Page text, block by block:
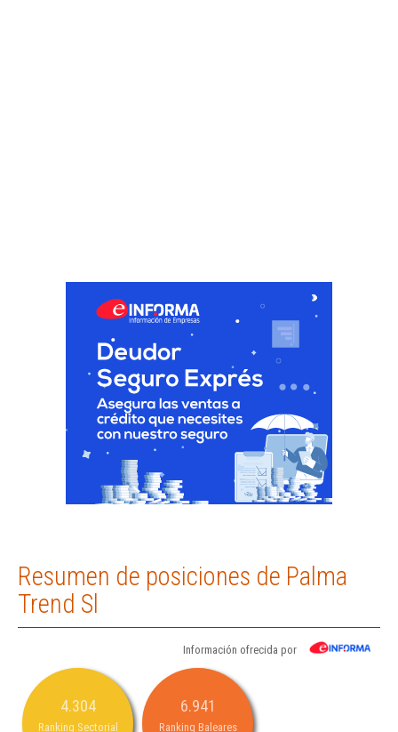
Resumen de posiciones de Palma
Trend Sl
Información ofrecida por
4.304
Ranking Sectorial
6.941
Ranking Baleares